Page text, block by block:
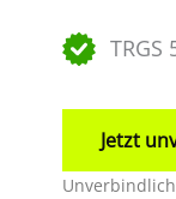
Jetzt